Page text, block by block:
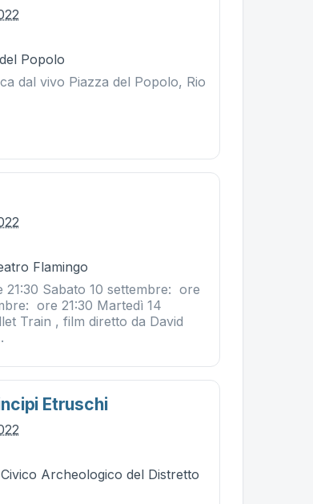
Popolo
dal vivo Piazza del Popolo, Rio
Flamingo
Sabato 10 settembre: ore
ore 21:30 Martedì 14
Train , film diretto da David
Etruschi
Archeologico del Distretto